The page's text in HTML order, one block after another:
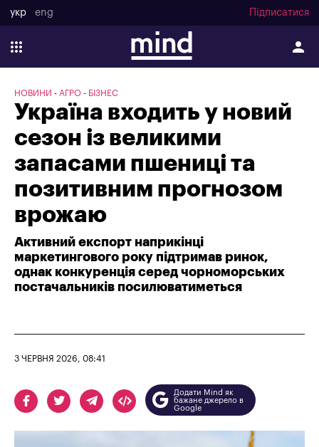
укр eng Підписатися
НОВИНИ АГРО БІЗНЕС
Україна входить у новий
сезон із великими
запасами пшениці та
позитивним прогнозом
врожаю
Активний експорт наприкінці
маркетингового року підтримав ринок,
однак конкуренція серед чорноморських
постачальників посилюватиметься
3 ЧЕРВНЯ 2026, 08:41
Додати Mind як
бажане джерело в
Google